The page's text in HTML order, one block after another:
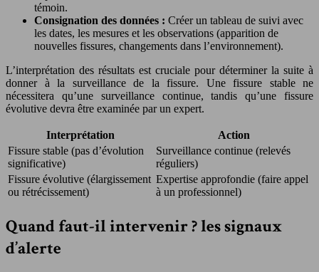
témoin.
Consignation des données : Créer un tableau de suivi avec
les dates, les mesures et les observations (apparition de
nouvelles fissures, changements dans l’environnement).
L’interprétation des résultats est cruciale pour déterminer la suite à
donner à la surveillance de la fissure. Une fissure stable ne
nécessitera qu’une surveillance continue, tandis qu’une fissure
évolutive devra être examinée par un expert.
Interprétation
Action
Fissure stable (pas d’évolution
significative)
Surveillance continue (relevés
réguliers)
Fissure évolutive (élargissement
ou rétrécissement)
Expertise approfondie (faire appel
à un professionnel)
Quand faut-il intervenir ? les signaux
d’alerte